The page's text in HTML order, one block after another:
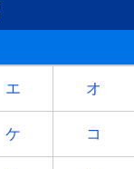
エ オ
ケ コ